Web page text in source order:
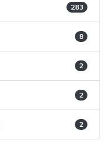
283
8
2
2
2